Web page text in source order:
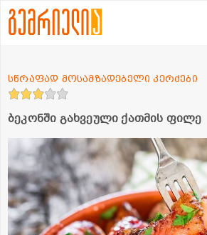
ბეკონში გახვეული ქათმის ფილე
სწრაფად მოსამზადებელი კერძები